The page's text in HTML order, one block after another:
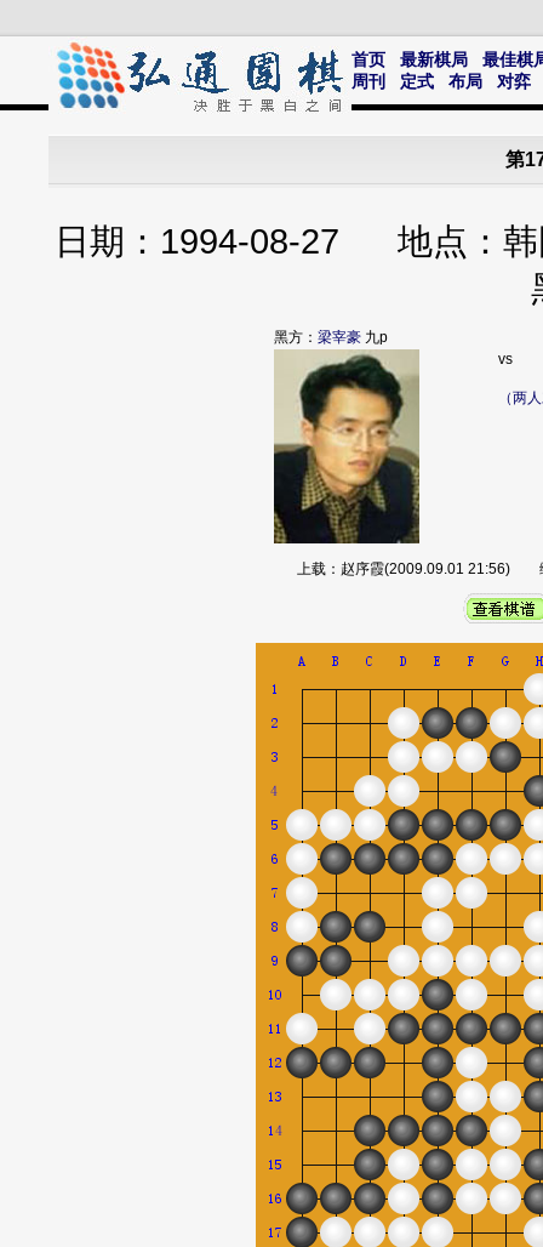
首页 最新棋局
最佳棋
周刊
定式 布局 对弈
第
日期：1994-08-27 地点
黑方： 梁宰豪 九p
vs
（两
上载：赵序霞(2009.09.01